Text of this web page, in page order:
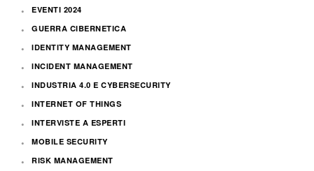
EVENTI 2024
GUERRA CIBERNETICA
IDENTITY MANAGEMENT
INCIDENT MANAGEMENT
INDUSTRIA 4.0 E CYBERSECURITY
INTERNET OF THINGS
INTERVISTE A ESPERTI
MOBILE SECURITY
RISK MANAGEMENT